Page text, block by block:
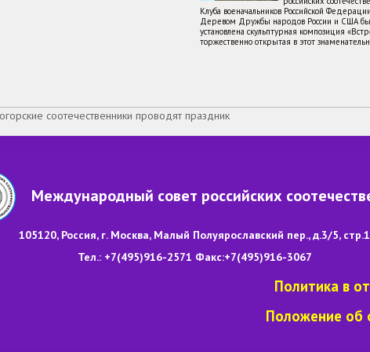
Клуба военачальников Российской
Деревом Дружбы народов России и США
установлена скульптурная композиция
торжественно открытая в этот
соотечественники проводят праздник
Международный совет российских
105120, Россия, г. Москва, Малый Полуярославский пер., д.3/5, стр.1
Тел.: +7(495)916-2571 Факс:+7(495)916-3067
Политика в
Положение об